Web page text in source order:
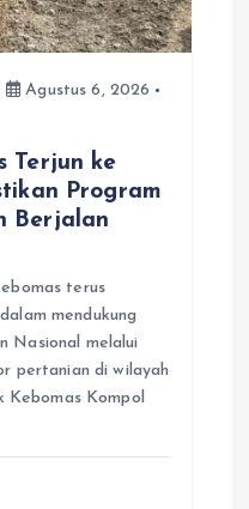
Agustus 6, 2026
Terjun ke
Program
Berjalan
terus
mendukung
Nasional melalui
pertanian di wilayah
Kebomas Kompol